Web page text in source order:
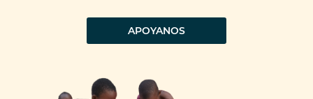
APOYANOS